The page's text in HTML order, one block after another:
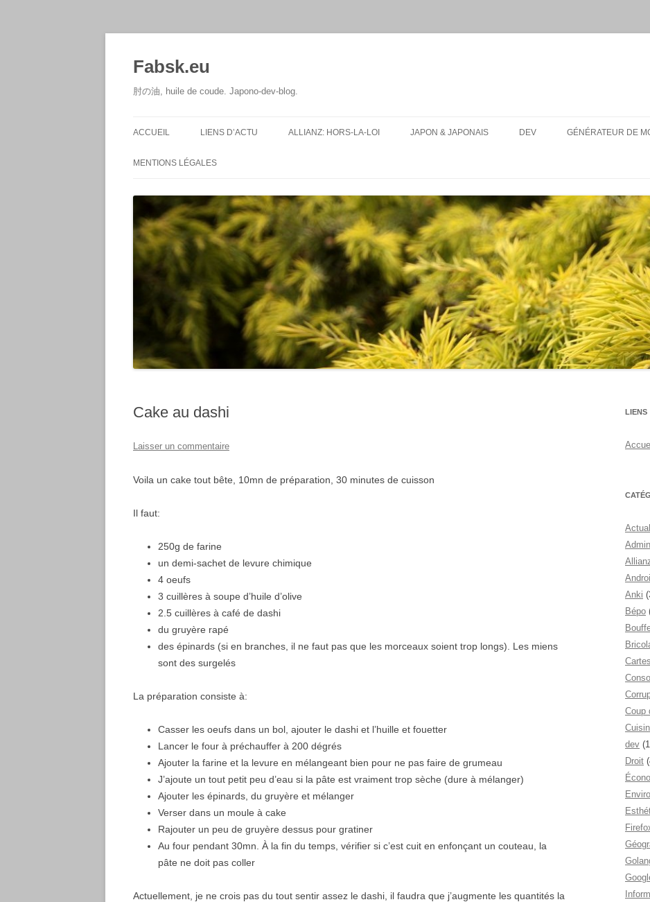
Fabsk.eu
肘の油, huile de coude. Japono-dev-blog.
ACCUEIL LIENS D’ACTU ALLIANZ: HORS-LA-LOI JAPON & JAPONAIS
LIGNE
RESSOURCES
CONSEILS D’ORGANISATION
POUR UN VOYAGE AU JAPON
TOUT
DEV
I18N: TEXT EXPANSION
GÉNÉRATEUR DE
MENTIONS LÉGALES
Cake au dashi
Laisser un commentaire
Voila un cake tout bête, 10mn de préparation, 30 minutes de cuisson
Il faut:
250g de farine
un demi-sachet de levure chimique
4 oeufs
3 cuillères à soupe d’huile d’olive
2.5 cuillères à café de dashi
du gruyère rapé
des épinards (si en branches, il ne faut pas que les morceaux soient trop longs). Les miens
sont des surgelés
La préparation consiste à:
Casser les oeufs dans un bol, ajouter le dashi et l’huille et fouetter
Lancer le four à préchauffer à 200 dégrés
Ajouter la farine et la levure en mélangeant bien pour ne pas faire de grumeau
J’ajoute un tout petit peu d’eau si la pâte est vraiment trop sèche (dure à mélanger)
Ajouter les épinards, du gruyère et mélanger
Verser dans un moule à cake
Rajouter un peu de gruyère dessus pour gratiner
Au four pendant 30mn. À la fin du temps, vérifier si c’est cuit en enfonçant un couteau, la
pâte ne doit pas coller
Actuellement, je ne crois pas du tout sentir assez le dashi, il faudra que j’augmente les quantités la
LIENS
Anki
Bépo
Cartes
Conso
Coup
dev
Droit